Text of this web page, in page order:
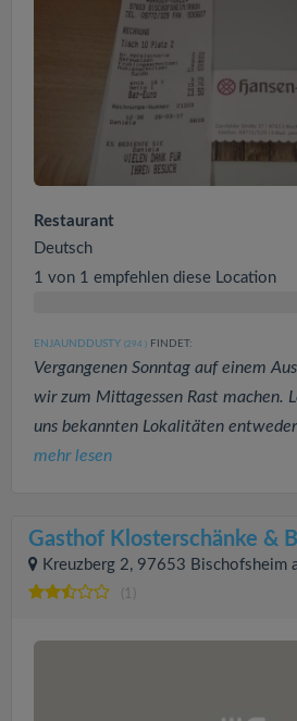
Restaurant
Deutsch
1 von 1 empfehlen diese Location
ENJAUNDDUSTY (294 ) FINDET:
Vergangenen Sonntag auf einem
wir zum Mittagessen Rast machen.
uns bekannten Lokalitäten
mehr lesen
Gasthof Klosterschänke &
Kreuzberg 2, 97653 Bischofsheim
(1)